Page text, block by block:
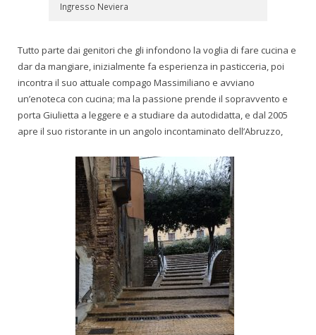
Ingresso Neviera
Tutto parte dai genitori che gli infondono la voglia di fare cucina e
dar da mangiare, inizialmente fa esperienza in pasticceria, poi
incontra il suo attuale compago Massimiliano e avviano
un’enoteca con cucina; ma la passione prende il sopravvento e
porta Giulietta a leggere e a studiare da autodidatta, e dal 2005
apre il suo ristorante in un angolo incontaminato dell’Abruzzo,